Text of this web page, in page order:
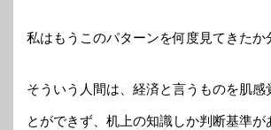
私はもうこのパターンを何度見てきたか
そういう人間は、経済と言うものを肌感
とができず、机上の知識しか判断基準が